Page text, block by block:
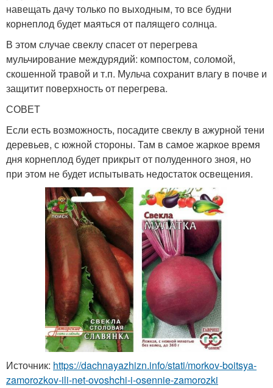
навещать дачу только по выходным, то все будни
корнеплод будет маяться от палящего солнца.
В этом случае свеклу спасет от перегрева
мульчирование междурядий: компостом, соломой,
скошенной травой и т.п. Мульча сохранит влагу в почве и
защитит поверхность от перегрева.
СОВЕТ
Если есть возможность, посадите свеклу в ажурной тени
деревьев, с южной стороны. Там в самое жаркое время
дня корнеплод будет прикрыт от полуденного зноя, но
при этом не будет испытывать недостаток освещения.
Источник: https://dachnayazhizn.info/stati/morkov-boitsya-
zamorozkov-ili-net-ovoshchi-i-osennie-zamorozki